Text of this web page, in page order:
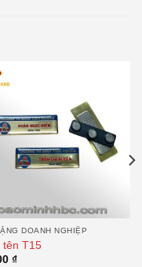
DOANH NGHIỆP
tên T15
₫